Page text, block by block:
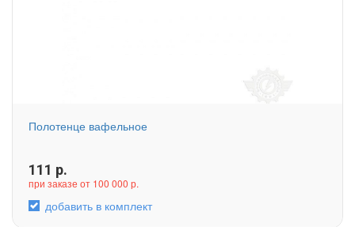
Полотенце вафельное
111 р.
при заказе от 100 000 р.
добавить в комплект